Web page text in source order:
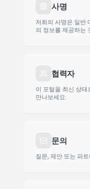
사명
저희의 사명은 일반
의 정보를 제공하는
협력자
이 포털을 최신 상태
만나보세요.
문의
질문, 제안 또는 파